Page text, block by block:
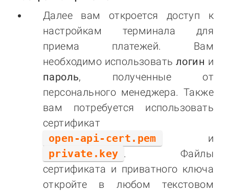
Далее вам откроется доступ к
настройкам терминала для
приема платежей. Вам
необходимо использовать логин и
пароль, полученные от
персонального менеджера. Также
вам потребуется использовать
сертификат
open-api-cert.pem
и
private.key . Файлы
сертификата и приватного ключа
откройте в любом текстовом